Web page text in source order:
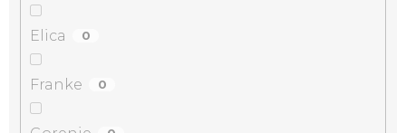
Elica 0
Franke 0